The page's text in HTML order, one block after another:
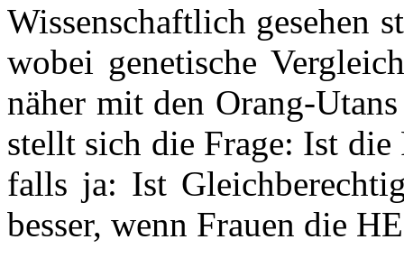
Wissenschaftlich gesehen
wobei genetische
näher mit den Orang-
stellt sich die Frage: Ist
falls ja: Ist
besser, wenn Frauen die